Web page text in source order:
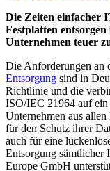
Die Zeiten einfacher IT-Entsorgung sind vorbei: Fehler beim
Festplatten
Unternehmen teuer
Die Anforderungen an
Entsorgung sind in
Richtlinie und die
ISO/IEC 21964 auf ein
Unternehmen aus
für den Schutz ihrer
auch für eine
Entsorgung sämtlicher
Europe GmbH